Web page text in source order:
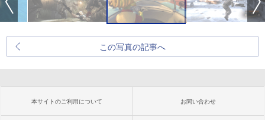
この写真の記事へ
本サイトのご利用について お問い合わせ